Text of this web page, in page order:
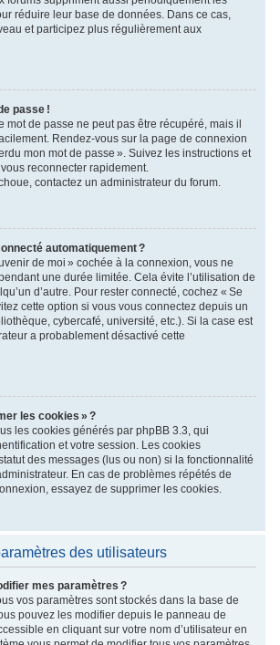
réduire leur base de données. Dans ce cas,
et participez plus régulièrement aux
passe !
mot de passe ne peut pas être récupéré, mais il
Rendez-vous sur la page de connexion
mon mot de passe ». Suivez les instructions et
reconnecter rapidement.
contactez un administrateur du forum.
automatiquement ?
de moi » cochée à la connexion, vous ne
une durée limitée. Cela évite l’utilisation de
d’autre. Pour rester connecté, cochez « Se
cette option si vous vous connectez depuis un
cybercafé, université, etc.). Si la case est
a probablement désactivé cette
les cookies » ?
les cookies générés par phpBB 3.3, qui
et votre session. Les cookies
des messages (lus ou non) si la fonctionnalité
En cas de problèmes répétés de
essayez de supprimer les cookies.
des utilisateurs
mes paramètres ?
vos paramètres sont stockés dans la base de
pouvez les modifier depuis le panneau de
en cliquant sur votre nom d’utilisateur en